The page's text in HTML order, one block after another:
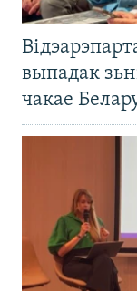
выпадак
чакае